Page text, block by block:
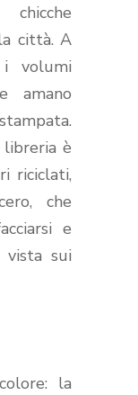
città. A
i volumi
amano
è
riciclati,
che
e
sui
la